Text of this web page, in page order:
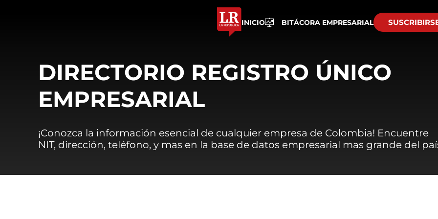
INICIO BITÁCORA EMPRESARIAL
DIRECTORIO REGISTRO ÚNICO
EMPRESARIAL
¡Conozca la información esencial de cualquier empresa de Colombia! Encuentre
NIT, dirección, teléfono, y mas en la base de datos empresarial mas grande del